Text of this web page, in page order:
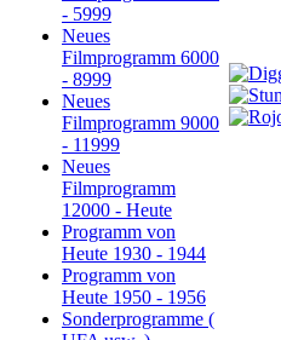
- 5999
Neues
Filmprogramm 6000
- 8999
Neues
Filmprogramm 9000
- 11999
Neues
Filmprogramm
12000 - Heute
Programm von
Heute 1930 - 1944
Programm von
Heute 1950 - 1956
Sonderprogramme (